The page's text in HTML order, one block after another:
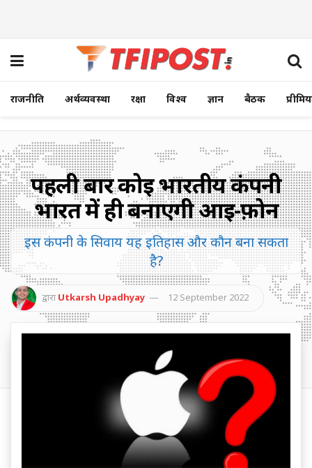
राजनीति अर्थव्यवस्था रक्षा विश्व ज्ञान बैठक
पहली बार कोई भारतीय कंपनी
भारत में ही बनाएगी आई-फ़ोन
इस कंपनी के सिवाय यह इतिहास और कौन बना सकता
है?
द्वारा Utkarsh Upadhyay 12 September 2022